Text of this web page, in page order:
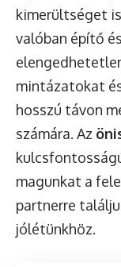
kimerültséget
valóban építő
mintázatokat
hosszú távon
számára. Az
magunkat a
partnerre
jólétünkhöz.